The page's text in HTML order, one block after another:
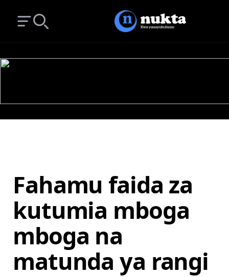
Open main menu
Fahamu faida za
kutumia mboga
mboga na
matunda ya rangi